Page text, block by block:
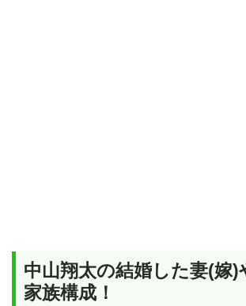
中山翔太の結婚した妻(嫁)
家族構成！